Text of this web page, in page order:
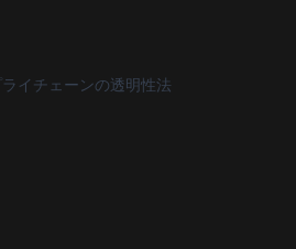
イチェーンの透明性法